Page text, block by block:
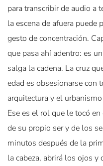
para transcribir de audio a
la escena de afuera puede
gesto de concentración.
que pasa ahí adentro: es
salga la cadena. La cruz
edad es obsesionarse con
arquitectura y el
Ese es el rol que le tocó
de su propio ser y de los
minutos después de la
la cabeza, abrirá los ojos y